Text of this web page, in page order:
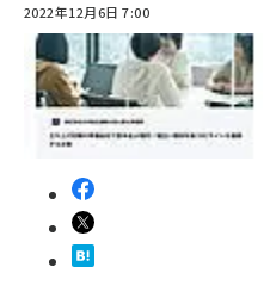
2022年12月6日 7:00